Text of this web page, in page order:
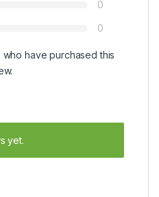
0
0
have purchased this
yet.